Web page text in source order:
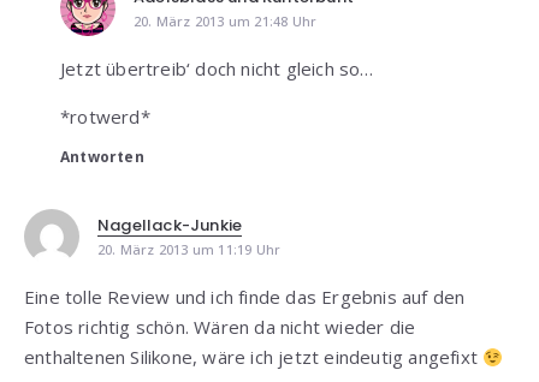
20. März 2013 um 21:48 Uhr
Jetzt übertreib‘ doch nicht gleich so…
*rotwerd*
Antworten
Nagellack-Junkie
20. März 2013 um 11:19 Uhr
Eine tolle Review und ich finde das Ergebnis auf den
Fotos richtig schön. Wären da nicht wieder die
enthaltenen Silikone, wäre ich jetzt eindeutig angefixt